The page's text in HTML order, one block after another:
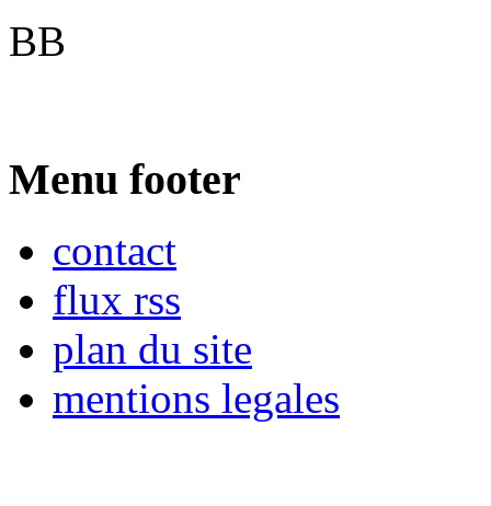
BB
Menu footer
contact
flux rss
plan du site
mentions legales